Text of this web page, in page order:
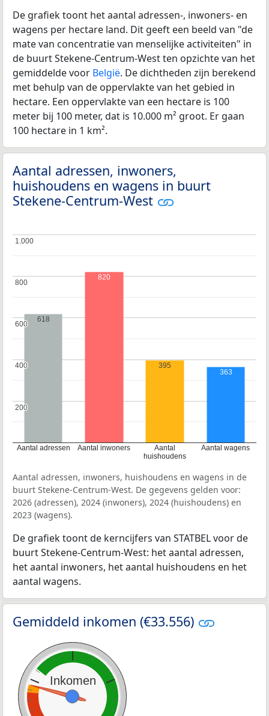
De grafiek toont het aantal adressen-, inwoners- en
wagens per hectare land. Dit geeft een beeld van "de
mate van concentratie van menselijke activiteiten" in
de buurt Stekene-Centrum-West ten opzichte van het
gemiddelde voor België. De dichtheden zijn berekend
met behulp van de oppervlakte van het gebied in
hectare. Een oppervlakte van een hectare is 100
meter bij 100 meter, dat is 10.000 m² groot. Er gaan
100 hectare in 1 km².
Aantal adressen, inwoners,
huishoudens en wagens in buurt
Stekene-Centrum-West
Aantal adressen Aantal inwoners
Aantal
huishoudens
Aantal wagens
200
200
400
400
600
600
800
800
1.000
1.000
618
820
395
363
Aantal adressen, inwoners, huishoudens en wagens in de
buurt Stekene-Centrum-West. De gegevens gelden voor:
2026 (adressen), 2024 (inwoners), 2024 (huishoudens) en
2023 (wagens).
De grafiek toont de kerncijfers van STATBEL voor de
buurt Stekene-Centrum-West: het aantal adressen,
het aantal inwoners, het aantal huishoudens en het
aantal wagens.
Gemiddeld inkomen (€33.556)
Inkomen